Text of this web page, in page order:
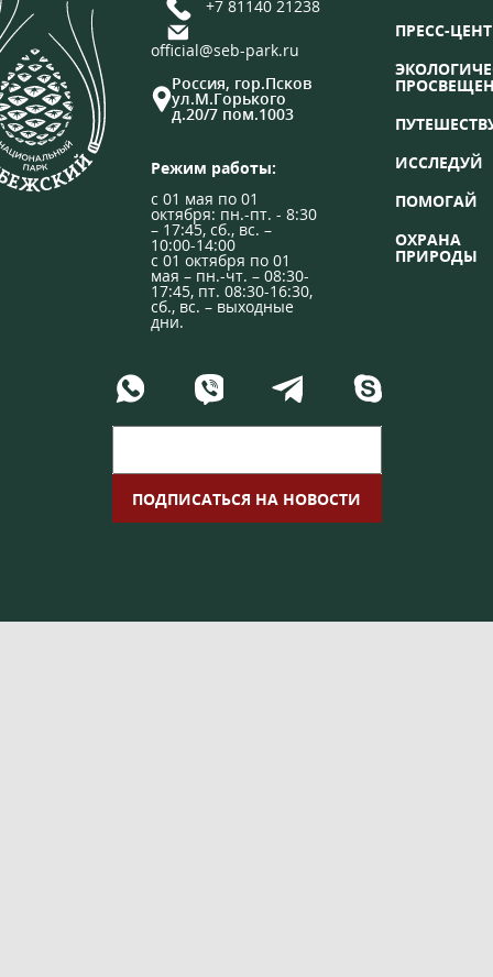
+7 81140 21238
official@seb-park.ru
Россия, гор.Псков
ул.М.Горького
д.20/7 пом.1003
Режим работы:
с 01 мая по 01
октября: пн.-пт. - 8:30
– 17:45, сб., вс. –
10:00-14:00
с 01 октября по 01
мая – пн.-чт. – 08:30-
17:45, пт. 08:30-16:30,
сб., вс. – выходные
дни.
ПРЕСС-
ИССЛЕДУЙ
ПОМОГАЙ
ОХРАНА
ПРИРОДЫ